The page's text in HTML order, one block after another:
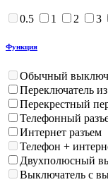
0.5 1 2 3
Функция
Обычный
Переключатель
Перекрестный
Телефонный
Интернет разъем
Телефон +
Двухполюсный
Выключатель с